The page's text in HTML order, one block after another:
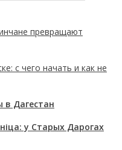
превращают
с чего начать и как не
в Дагестан
у Старых Дарогах